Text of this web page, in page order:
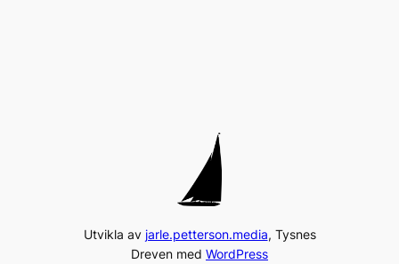
Utvikla av jarle.petterson.media, Tysnes
Dreven med WordPress